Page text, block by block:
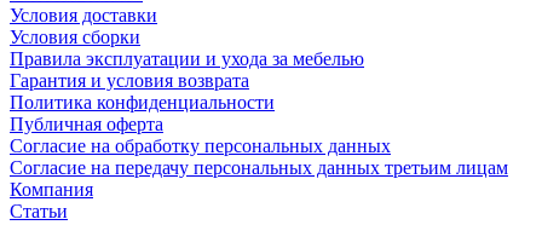
Условия доставки
Условия сборки
Правила эксплуатации и ухода за мебелью
Гарантия и условия возврата
Политика конфиденциальности
Публичная оферта
Согласие на обработку персональных данных
Согласие на передачу персональных данных третьим лицам
Компания
Статьи